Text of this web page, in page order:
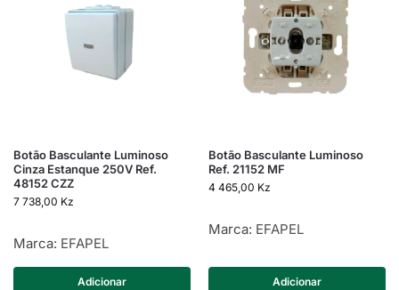
Botão Basculante Luminoso
Cinza Estanque 250V Ref.
48152 CZZ
7 738,00 Kz
Marca: EFAPEL
Adicionar
Botão Basculante Luminoso
Ref. 21152 MF
4 465,00 Kz
Marca: EFAPEL
Adicionar